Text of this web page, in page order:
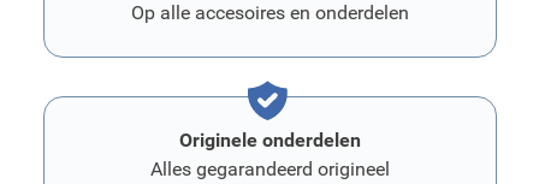
Op alle accesoires en onderdelen
Originele onderdelen
Alles gegarandeerd origineel